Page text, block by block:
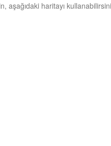
aşağıdaki haritayı